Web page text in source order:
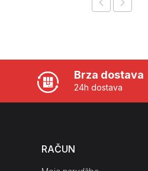
Brza dostava
24h dostava
RAČUN